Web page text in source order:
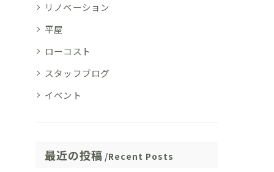
リノベーション
平屋
ローコスト
スタッフブログ
イベント
最近の投稿 Recent Posts